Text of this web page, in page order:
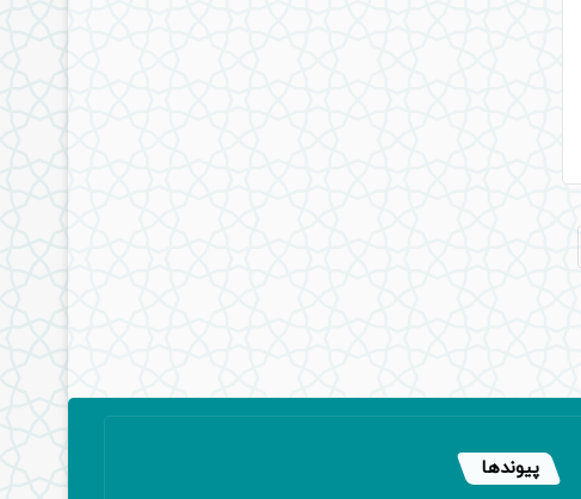
پیوندها